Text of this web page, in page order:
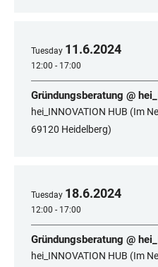
Tuesday 11.6.2024
12:00 - 17:00
Gründungsberatung @
hei_INNOVATION HUB (Im
69120 Heidelberg)
Tuesday 18.6.2024
12:00 - 17:00
Gründungsberatung @
hei_INNOVATION HUB (Im